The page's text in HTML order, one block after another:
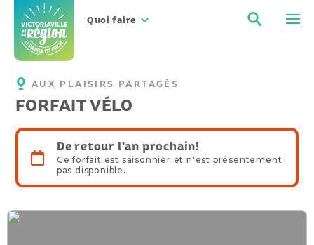
contenu
Quoi faire
AUX PLAISIRS PARTAGÉS
FORFAIT VÉLO
De retour l'an prochain!
Ce forfait est saisonnier et n'est présentement
pas disponible.